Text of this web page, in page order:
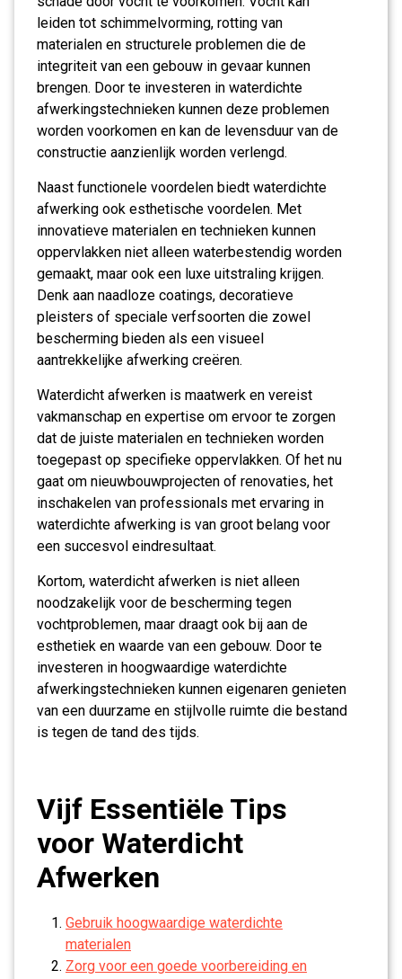
leiden tot schimmelvorming, rotting van
materialen en structurele problemen die de
integriteit van een gebouw in gevaar kunnen
brengen. Door te investeren in waterdichte
afwerkingstechnieken kunnen deze problemen
worden voorkomen en kan de levensduur van de
constructie aanzienlijk worden verlengd.
Naast functionele voordelen biedt waterdichte
afwerking ook esthetische voordelen. Met
innovatieve materialen en technieken kunnen
oppervlakken niet alleen waterbestendig worden
gemaakt, maar ook een luxe uitstraling krijgen.
Denk aan naadloze coatings, decoratieve
pleisters of speciale verfsoorten die zowel
bescherming bieden als een visueel
aantrekkelijke afwerking creëren.
Waterdicht afwerken is maatwerk en vereist
vakmanschap en expertise om ervoor te zorgen
dat de juiste materialen en technieken worden
toegepast op specifieke oppervlakken. Of het nu
gaat om nieuwbouwprojecten of renovaties, het
inschakelen van professionals met ervaring in
waterdichte afwerking is van groot belang voor
een succesvol eindresultaat.
Kortom, waterdicht afwerken is niet alleen
noodzakelijk voor de bescherming tegen
vochtproblemen, maar draagt ook bij aan de
esthetiek en waarde van een gebouw. Door te
investeren in hoogwaardige waterdichte
afwerkingstechnieken kunnen eigenaren genieten
van een duurzame en stijlvolle ruimte die bestand
is tegen de tand des tijds.
Vijf Essentiële Tips
voor Waterdicht
Afwerken
Gebruik hoogwaardige waterdichte
materialen
Zorg voor een goede voorbereiding en